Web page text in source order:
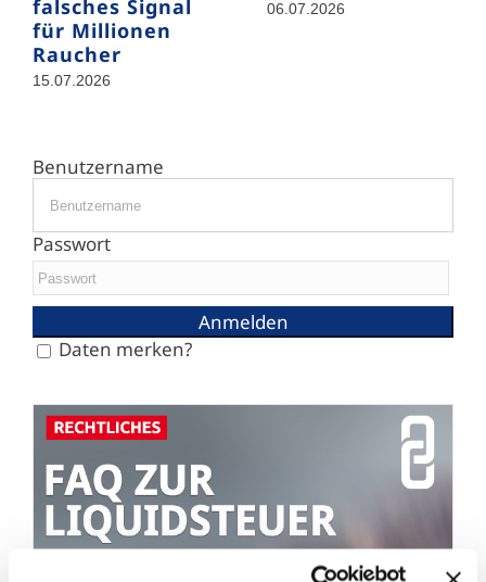
falsches Signal
für Millionen
Raucher
15.07.2026
06.07.2026
Benutzername
Passwort
Daten merken?